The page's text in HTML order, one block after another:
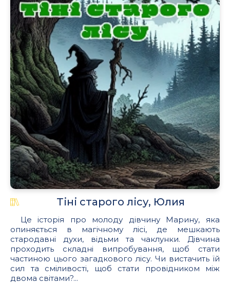
Тіні старого лісу, Юлия
Це історія про молоду дівчину Марину, яка
опиняється в магічному лісі, де мешкають
стародавні духи, відьми та чаклунки. Дівчина
проходить складні випробування, щоб стати
частиною цього загадкового лісу. Чи вистачить їй
сил та сміливості, щоб стати провідником між
двома світами?...